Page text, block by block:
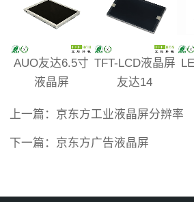
AUO友达6.5寸
液晶屏
TFT-LCD液晶屏
友达14
上一篇： 京东方工业液晶屏分辨率
下一篇： 京东方广告液晶屏